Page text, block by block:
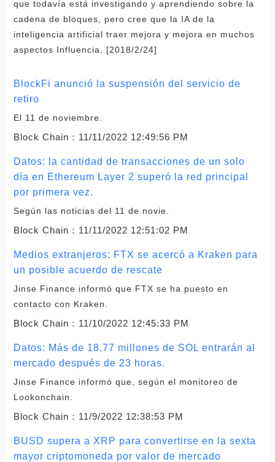
que todavía está investigando y aprendiendo sobre la
cadena de bloques, pero cree que la IA de la
inteligencia artificial traer mejora y mejora en muchos
aspectos Influencia. [2018/2/24]
BlockFi anunció la suspensión del servicio de
retiro
El 11 de noviembre.
Block Chain： 11/11/2022 12:49:56 PM
Datos: la cantidad de transacciones de un solo
día en Ethereum Layer 2 superó la red principal
por primera vez.
Según las noticias del 11 de novie.
Block Chain： 11/11/2022 12:51:02 PM
Medios extranjeros: FTX se acercó a Kraken para
un posible acuerdo de rescate
Jinse Finance informó que FTX se ha puesto en
contacto con Kraken.
Block Chain： 11/10/2022 12:45:33 PM
Datos: Más de 18,77 millones de SOL entrarán al
mercado después de 23 horas.
Jinse Finance informó que, según el monitoreo de
Lookonchain.
Block Chain： 11/9/2022 12:38:53 PM
BUSD supera a XRP para convertirse en la sexta
mayor criptomoneda por valor de mercado